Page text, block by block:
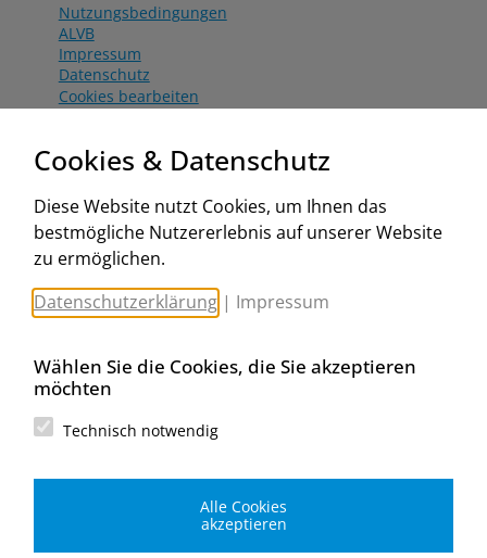
Nutzungsbedingungen
ALVB
Impressum
Datenschutz
Cookies bearbeiten
Aktionsbedingungen
www.worahnik.at
Zentrale Köttlach
Michael Worahnik GmbH
Spenglerartikel
Industriestraße 90, Köttlach
Filiale Wien
Spenglerartikel
Cookies & Datenschutz
Diese Website nutzt Cookies, um Ihnen das
bestmögliche Nutzererlebnis auf unserer Website
zu ermöglichen.
Datenschutzerklärung | Impressum
Wählen Sie die Cookies, die Sie akzeptieren
möchten
Technisch notwendig
Alle Cookies
akzeptieren